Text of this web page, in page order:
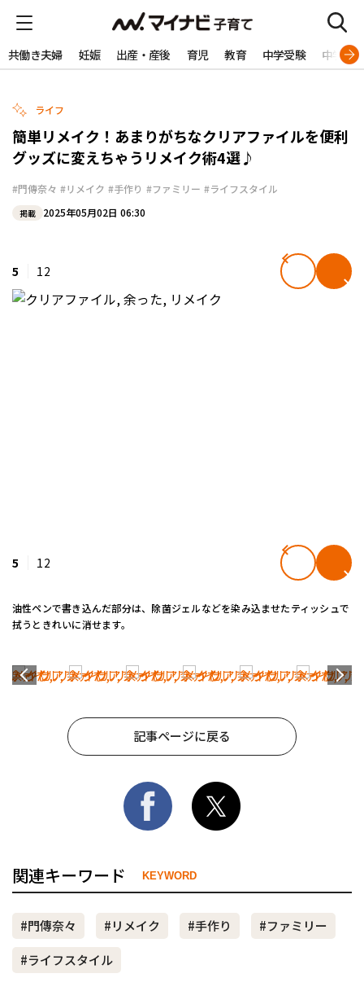
共働き夫婦 妊娠 出産・産後 育児 教育 中学受験 中学生
ライフ
簡単リメイク！あまりがちなクリアファイルを便利
グッズに変えちゃうリメイク術4選♪
#門傳奈々 #リメイク #手作り #ファミリー #ライフスタイル
掲載 2025年05月02日 06:30
5 12
5 12
油性ペンで書き込んだ部分は、除菌ジェルなどを染み込ませたティッシュで
拭うときれいに消せます。
記事ページに戻る
関連キーワード KEYWORD
#門傳奈々 #リメイク #手作り
#ファミリー
#ライフスタイル